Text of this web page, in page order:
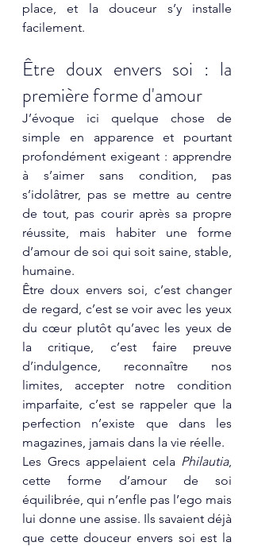
place, et la douceur s’y installe
facilement.
Être doux envers soi : la
première forme d'amour
J’évoque ici quelque chose de
simple en apparence et pourtant
profondément exigeant : apprendre
à s’aimer sans condition, pas
s’idolâtrer, pas se mettre au centre
de tout, pas courir après sa propre
réussite, mais habiter une forme
d’amour de soi qui soit saine, stable,
humaine.
Être doux envers soi, c’est changer
de regard, c’est se voir avec les yeux
du cœur plutôt qu’avec les yeux de
la critique, c’est faire preuve
d’indulgence, reconnaître nos
limites, accepter notre condition
imparfaite, c’est se rappeler que la
perfection n’existe que dans les
magazines, jamais dans la vie réelle.
Les Grecs appelaient cela Philautia,
cette forme d’amour de soi
équilibrée, qui n’enfle pas l’ego mais
lui donne une assise. Ils savaient déjà
que cette douceur envers soi est la